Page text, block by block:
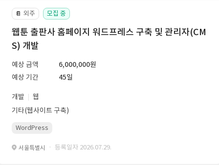
📔 외주 모집 중
웹툰 출판사 홈페이지 워드프레스 구축 및 관리자(CM
S) 개발
예상 금액
6,000,000원
예상 기간
45일
개발
웹
기타(웹사이트 구축)
WordPress
서울특별시 · 등록일자 2026.07.29.